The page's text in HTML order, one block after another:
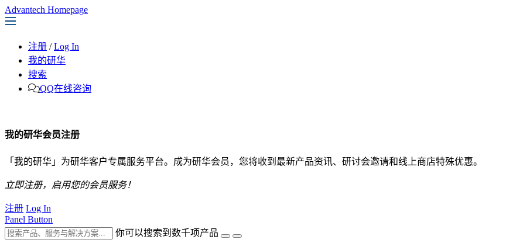
Advantech Homepage
注册 / Log In
我的研华
搜索
QQ在线咨询
我的研华会员注册
「我的研华」为研华客户专属服务平台。成为研华会员，您将收到最新产品资讯、研讨会邀请和线上商店特殊优惠。
立即注册，启用您的会员服务！
注册 Log In
Panel Button
你可以搜索到数千项产品